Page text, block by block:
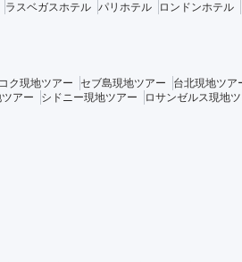
ラスベガスホテル パリホテル ロンドンホテル
ク現地ツアー セブ島現地ツアー 台北現地ツア
アー シドニー現地ツアー ロサンゼルス現地